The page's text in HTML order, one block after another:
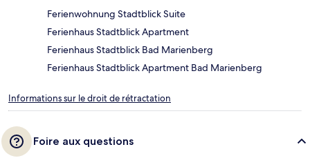
Ferienwohnung Stadtblick Suite
Ferienhaus Stadtblick Apartment
Ferienhaus Stadtblick Bad Marienberg
Ferienhaus Stadtblick Apartment Bad Marienberg
Informations sur le droit de rétractation
Foire aux questions